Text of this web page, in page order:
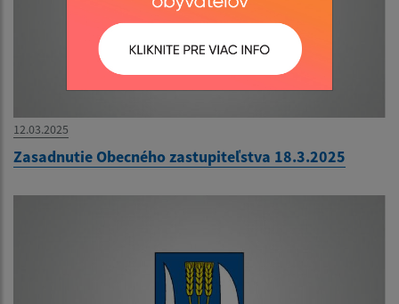
12.03.2025
Zasadnutie Obecného zastupiteľstva 18.3.2025